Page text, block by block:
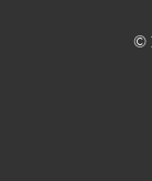
©